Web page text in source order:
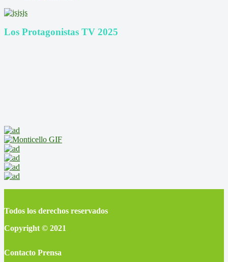
Los Protagonistas TV 2025
Todos los derechos reservados
Copyright © 2021
Contacto Prensa